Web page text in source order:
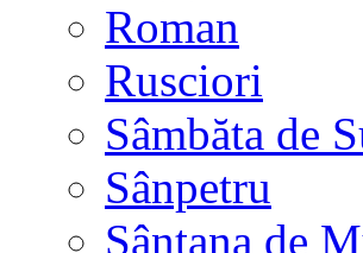
Roman
Rusciori
Sâmbăta de
Sânpetru
Sântana de